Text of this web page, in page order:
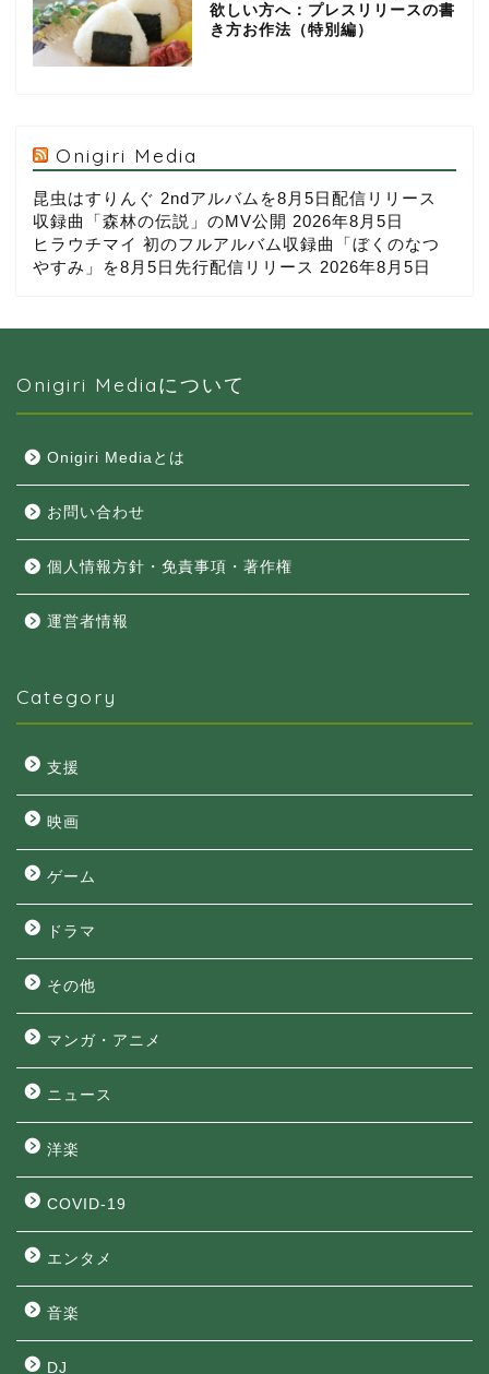
欲しい方へ：プレスリリースの書
き方お作法（特別編）
Onigiri Media
昆虫はすりんぐ 2ndアルバムを8月5日配信リリース
収録曲「森林の伝説」のMV公開 2026年8月5日
ヒラウチマイ 初のフルアルバム収録曲「ぼくのなつ
やすみ」を8月5日先行配信リリース 2026年8月5日
Onigiri Mediaについて
Onigiri Mediaとは
お問い合わせ
個人情報方針・免責事項・著作権
運営者情報
Category
支援
映画
ゲーム
ドラマ
その他
マンガ・アニメ
ニュース
洋楽
COVID-19
エンタメ
音楽
DJ